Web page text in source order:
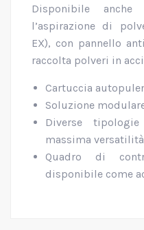
Disponibile
l’aspirazione di
EX), con pannello
raccolta polveri in
Cartuccia
Soluzione
Diverse
massima
Quadro di
disponibile come